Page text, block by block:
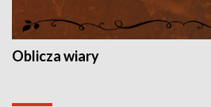
Oblicza wiary